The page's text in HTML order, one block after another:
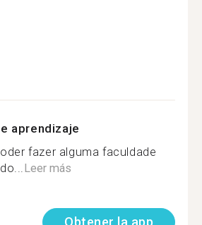
aprendizaje
fazer alguma faculdade
Leer más
Obtener la app